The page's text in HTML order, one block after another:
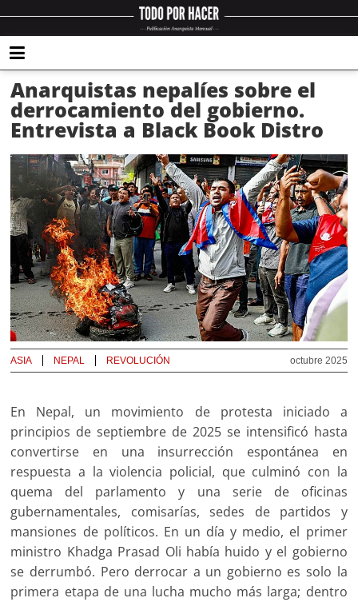
Anarquistas nepalíes sobre el
derrocamiento del gobierno.
Entrevista a Black Book Distro
octubre 2025
ASIA NEPAL REVOLUCIÓN
En Nepal, un movimiento de protesta iniciado a
principios de septiembre de 2025 se intensificó hasta
convertirse en una insurrección espontánea en
respuesta a la violencia policial, que culminó con la
quema del parlamento y una serie de oficinas
gubernamentales, comisarías, sedes de partidos y
mansiones de políticos. En un día y medio, el primer
ministro Khadga Prasad Oli había huido y el gobierno
se derrumbó. Pero derrocar a un gobierno es solo la
primera etapa de una lucha mucho más larga; dentro